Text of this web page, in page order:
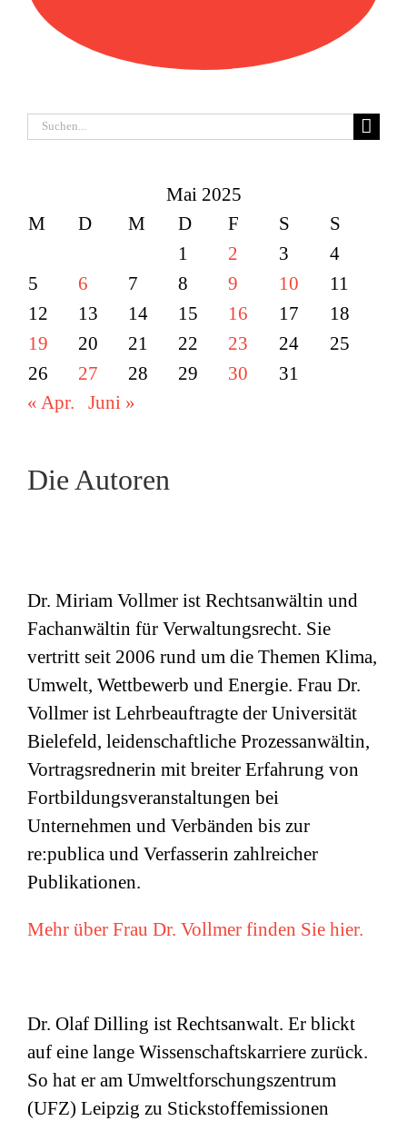
Suche
Mai 2025
M
D M D F S
S
1
2 3
4
5
6 7 8 9 10
11
12
13 14 15 16 17
18
19
20 21 22 23 24
25
26
27 28 29 30
31
« Apr.
Juni »
Die Autoren
Dr. Miriam Vollmer ist Rechtsanwältin und
Fachanwältin für Verwaltungsrecht. Sie
vertritt seit 2006 rund um die Themen Klima,
Umwelt, Wettbewerb und Energie. Frau Dr.
Vollmer ist Lehrbeauftragte der Universität
Bielefeld, leidenschaftliche Prozessanwältin,
Vortragsrednerin mit breiter Erfahrung von
Fortbildungsveranstaltungen bei
Unternehmen und Verbänden bis zur
re:publica und Verfasserin zahlreicher
Publikationen.
Mehr über Frau Dr. Vollmer finden Sie hier.
Dr. Olaf Dilling ist Rechtsanwalt. Er blickt
auf eine lange Wissenschaftskarriere zurück.
So hat er am Umweltforschungszentrum
(UFZ) Leipzig zu Stickstoffemissionen